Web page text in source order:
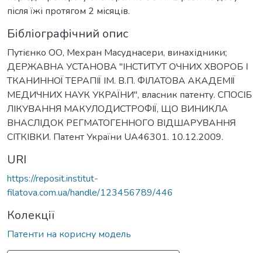
після їжі протягом 2 місяців.
Бібліографічний опис
Путієнко ОО, Мехран Масуднасери, винахідники;
ДЕРЖАВНА УСТАНОВА "ІНСТИТУТ ОЧНИХ ХВОРОБ І
ТКАНИННОЇ ТЕРАПІЇ ІМ. В.П. ФІЛАТОВА АКАДЕМІЇ
МЕДИЧНИХ НАУК УКРАЇНИ", власник патенту. СПОСІБ
ЛІКУВАННЯ МАКУЛОДИСТРОФІЇ, ЩО ВИНИКЛА
ВНАСЛІДОК РЕГМАТОГЕННОГО ВІДШАРУВАННЯ
СІТКІВКИ. Патент України UA46301. 10.12.2009.
URI
https://reposit.institut-
filatova.com.ua/handle/123456789/446
Колекції
Патенти на корисну модель